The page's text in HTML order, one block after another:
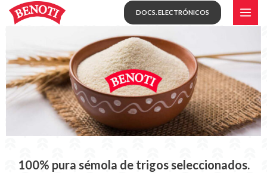
Skip
DOCS. ELECTRÓNICOS
100% pura sémola de trigos seleccionados.